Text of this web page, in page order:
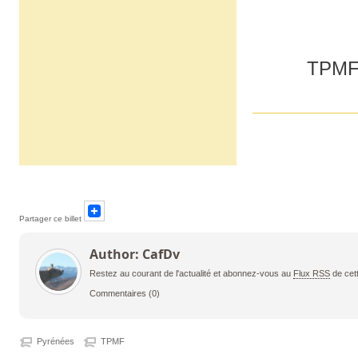
Partager ce billet
Author: CafDv
Restez au courant de l'actualité et abonnez-vous au Flux RSS de
Commentaires (0)
Pyrénées TPMF